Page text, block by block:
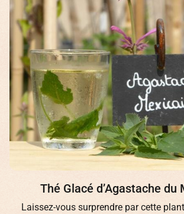
Thé Glacé d’Agastache du
Laissez-vous surprendre par cette